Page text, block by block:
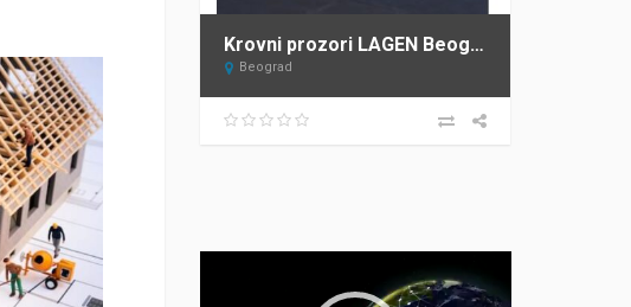
Krovni prozori LAGEN Beograd – ovlašćeni distributer FAKRO za Srbiju
Beograd